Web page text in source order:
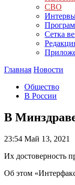
СВО
Сетка
Главная Новости
Общество
В России
В
23:54 Май 13, 2021
Их достоверность
Об этом